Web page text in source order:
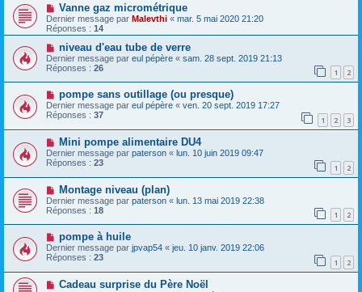
Vanne gaz micrométrique
Dernier message par Malevthi « mar. 5 mai 2020 21:20
Réponses : 14
niveau d'eau tube de verre
Dernier message par eul pépère « sam. 28 sept. 2019 21:13
Réponses : 26 1 2
pompe sans outillage (ou presque)
Dernier message par eul pépère « ven. 20 sept. 2019 17:27
Réponses : 37 1 2 3
Mini pompe alimentaire DU4
Dernier message par paterson « lun. 10 juin 2019 09:47
Réponses : 23 1 2
Montage niveau (plan)
Dernier message par paterson « lun. 13 mai 2019 22:38
Réponses : 18 1 2
pompe à huile
Dernier message par jpvap54 « jeu. 10 janv. 2019 22:06
Réponses : 23 1 2
Cadeau surprise du Père Noël